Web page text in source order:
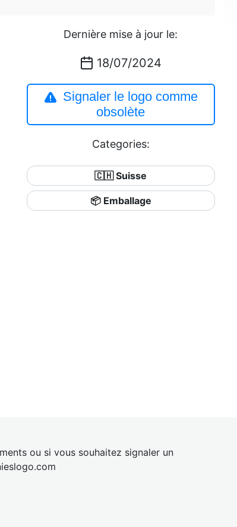
Dernière mise à jour le:
18/07/2024
Signaler le logo comme
obsolète
Categories:
🇨🇭 Suisse
📦 Emballage
ou si vous souhaitez signaler un
logo.com